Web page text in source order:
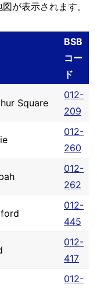
が表示されます。
BSB
コー
ド
Square
012-
209
012-
260
012-
262
012-
445
012-
417
012-